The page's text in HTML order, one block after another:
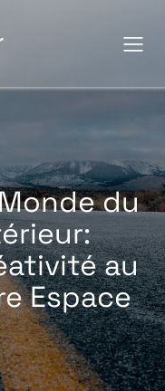
du
au
Espace